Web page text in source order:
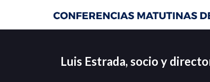
Luis Estrada, socio y